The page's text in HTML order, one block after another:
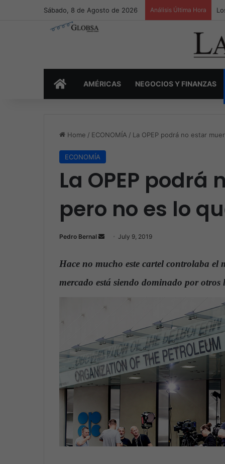
Sábado, 8 de Agosto de 2026 Análisis Última Hora
INICIOAMÉRICAS NEGOCIOS Y FINANZAS
Home / ECONOMÍA / La OPEP podrá no estar
ECONOMÍA
La OPEP
pero no es lo
Pedro Bernal
n
a
i
l
July 9, 2019
Hace no mucho este cartel controlaba el
mercado está siendo dominado por otros